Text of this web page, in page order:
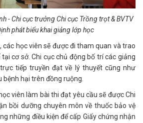
- Chi cục trưởng Chi cục Trồng trọt & BVTV
phát biểu khai giảng lớp học
các học viên sẽ được đi tham quan và trao
cơ sở. Chi cục chủ động bố trí các giảng
tiếp truyền đạt về lý thuyết cũng như
hại trên đồng ruộng.
viên làm bài thi đạt yêu cầu sẽ được Chi
bồi dưỡng chuyên môn về thuốc bảo vệ
những điều kiện để cấp Giấy chứng nhận